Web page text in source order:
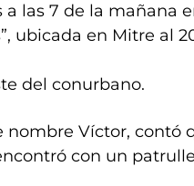
las 7 de la mañana
ubicada en Mitre al
del conurbano.
nombre Víctor, contó
con un